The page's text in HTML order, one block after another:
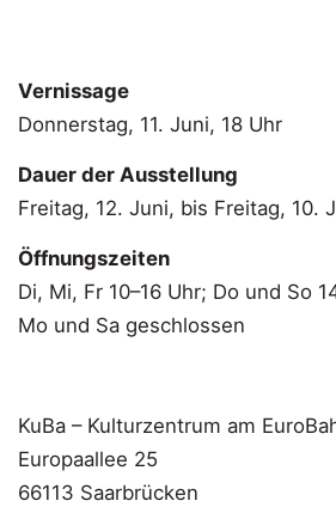
Vernissage
Donnerstag, 11. Juni, 18 Uhr
Dauer der Ausstellung
Freitag, 12. Juni, bis Freitag, 10.
Öffnungszeiten
Di, Mi, Fr 10–16 Uhr; Do und So
Mo und Sa geschlossen
KuBa – Kulturzentrum am
Europaallee 25
66113 Saarbrücken